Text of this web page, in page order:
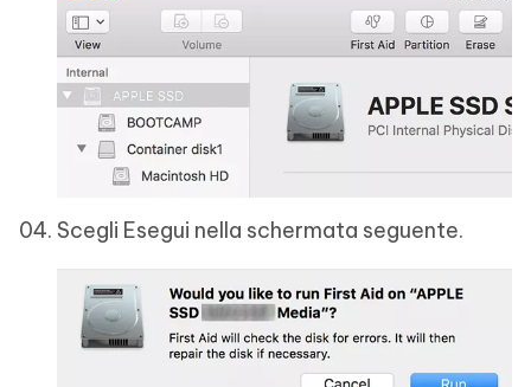
Scegli Esegui nella schermata seguente.